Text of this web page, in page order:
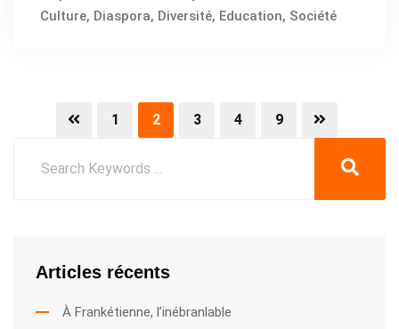
Culture, Diaspora, Diversité, Education, Société
1 2 3 4 9
Articles récents
À Frankétienne, l’inébranlable